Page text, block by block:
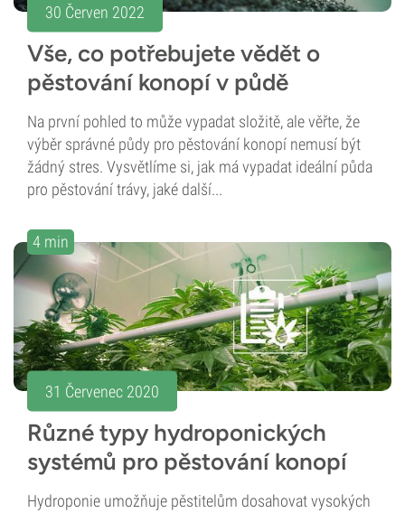
30 Červen 2022
Vše, co potřebujete vědět o
pěstování konopí v půdě
Na první pohled to může vypadat složitě, ale věřte, že
výběr správné půdy pro pěstování konopí nemusí být
žádný stres. Vysvětlíme si, jak má vypadat ideální půda
pro pěstování trávy, jaké další...
4 min
31 Červenec 2020
Různé typy hydroponických
systémů pro pěstování konopí
Hydroponie umožňuje pěstitelům dosahovat vysokých